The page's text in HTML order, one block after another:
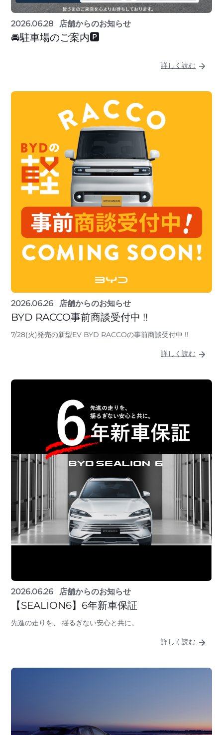
2026.06.28 店舗からのお知らせ
🚘駐車場のご案内🅿
詳しく読む
2026.06.26 店舗からのお知らせ
BYD RACCO事前商談受付中 !!
7/28(火)発売の新型EV BYD RACCOの事前商談受付中 !!
詳しく読む
2026.06.26 店舗からのお知らせ
【SEALION6】6年新車保証
先進の走りを、 揺るぎない安心と共に。
詳しく読む